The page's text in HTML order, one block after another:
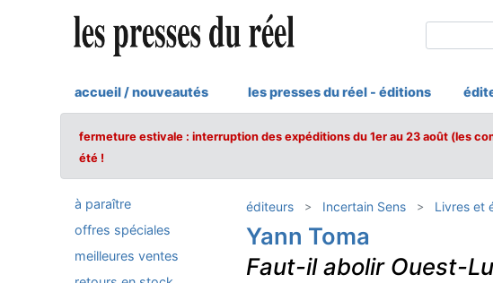
accueil / nouveautés les presses du réel - éditions
fermeture estivale : interruption des expéditions du 1er au 23 août (les
été !
à paraître
offres spéciales
meilleures ventes
éditeurs Incertain Sens Livres et
Yann Toma
Faut-il abolir Ouest-